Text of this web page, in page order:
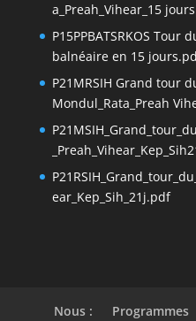
a_Preah_Vihear_15
P15PPBATSRKOS Tour
balnéaire en 15
P21MRSIH Grand tour
Mondul_Rata_Preah
ear_Kep_Sih_21j.pdf
Nous : Programmes